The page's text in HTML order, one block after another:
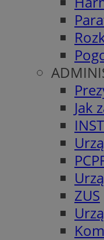
Jak
ZUS